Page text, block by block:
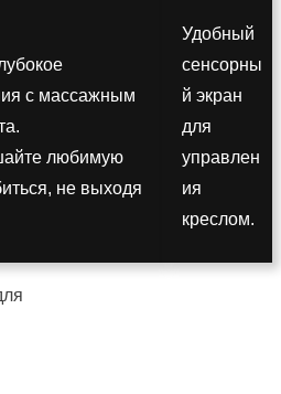
с массажным
любимую
не выходя
Удобный
сенсорны
й экран
для
управлен
ия
креслом.